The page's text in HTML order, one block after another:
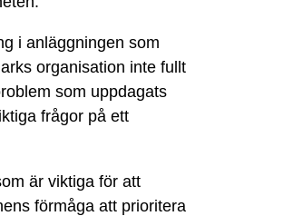
i anläggningen som
organisation inte fullt
som uppdagats
frågor på ett
är viktiga för att
förmåga att prioritera